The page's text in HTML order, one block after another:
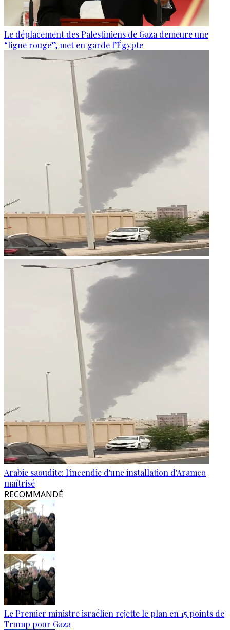
Le déplacement des Palestiniens de Gaza demeure une
“ligne rouge”, met en garde l’Égypte
Arabie saoudite: l'incendie d'une installation d'Aramco
maîtrisé
RECOMMANDÉ
Le Premier ministre israélien rejette le plan en 15 points de
Trump pour Gaza